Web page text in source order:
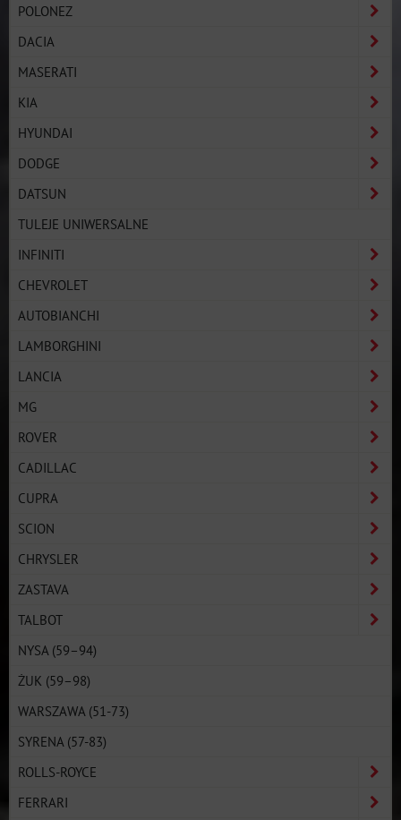
POLONEZ
DACIA
MASERATI
KIA
HYUNDAI
DODGE
DATSUN
TULEJE UNIWERSALNE
INFINITI
CHEVROLET
AUTOBIANCHI
LAMBORGHINI
LANCIA
MG
ROVER
CADILLAC
CUPRA
SCION
CHRYSLER
ZASTAVA
TALBOT
NYSA (59–94)
ŻUK (59–98)
WARSZAWA (51-73)
SYRENA (57-83)
ROLLS-ROYCE
FERRARI